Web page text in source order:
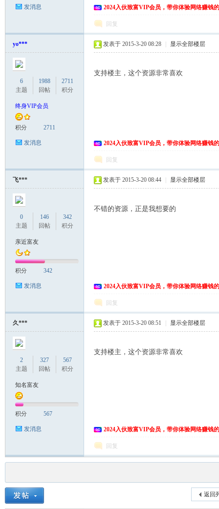
发消息 2024入伙致富VIP会员，带你体验网络赚钱
回复
yo***
6
主题
1988
回帖
2711
积分
终身VIP会员
积分 2711
发消息
发表于 2015-3-20 08:28 显示全部楼层
支持楼主，这个资源非常喜欢
2024入伙致富VIP会员，带你体验网络赚钱
回复
飞***
0
主题
146
回帖
342
积分
亲近富友
积分 342
发消息
发表于 2015-3-20 08:44 显示全部楼层
不错的资源，正是我想要的
2024入伙致富VIP会员，带你体验网络赚钱
回复
久***
2
主题
327
回帖
567
积分
知名富友
积分 567
发消息
发表于 2015-3-20 08:51 显示全部楼层
支持楼主，这个资源非常喜欢
2024入伙致富VIP会员，带你体验网络赚钱
回复
返回